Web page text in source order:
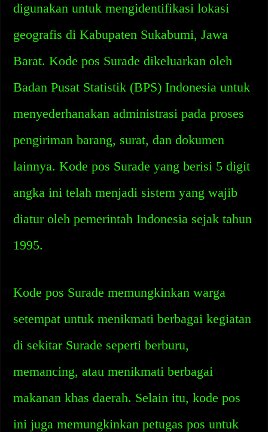
digunakan untuk mengidentifikasi lokasi
geografis di Kabupaten Sukabumi, Jawa
Barat. Kode pos Surade dikeluarkan oleh
Badan Pusat Statistik (BPS) Indonesia untuk
menyederhanakan administrasi pada proses
pengiriman barang, surat, dan dokumen
lainnya. Kode pos Surade yang berisi 5 digit
angka ini telah menjadi sistem yang wajib
diatur oleh pemerintah Indonesia sejak tahun
1995.
Kode pos Surade memungkinkan warga
setempat untuk menikmati berbagai kegiatan
di sekitar Surade seperti berburu,
memancing, atau menikmati berbagai
makanan khas daerah. Selain itu, kode pos
ini juga memungkinkan petugas pos untuk